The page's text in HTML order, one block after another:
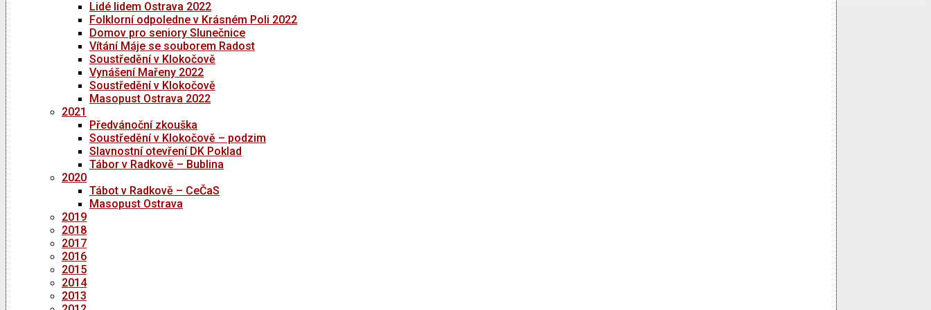
Lidé lidem Ostrava 2022
Folklorní odpoledne v Krásném Poli 2022
Domov pro seniory Slunečnice
Vítání Máje se souborem Radost
Soustředění v Klokočově
Vynášení Mařeny 2022
Soustředění v Klokočově
Masopust Ostrava 2022
2021
Předvánoční zkouška
Soustředění v Klokočově – podzim
Slavnostní otevření DK Poklad
Tábor v Radkově – Bublina
2020
Tábot v Radkově – CeČaS
Masopust Ostrava
2019
2018
2017
2016
2015
2014
2013